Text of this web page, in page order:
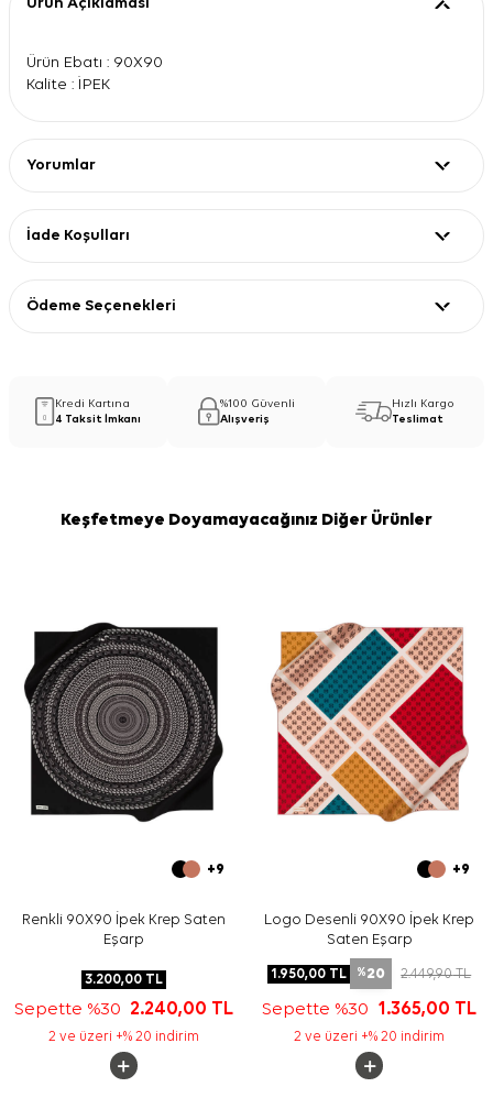
Ürün Ebatı : 90X90
Kalite : İPEK
Yorumlar
İade Koşulları
Ödeme Seçenekleri
Kredi Kartına
4 Taksit İmkanı
%100 Güvenli
Alışveriş
Hızlı Kargo
Teslimat
Keşfetmeye Doyamayacağınız Diğer Ürünler
+9
Renkli 90X90 İpek Krep Saten
Eşarp
3.200,00TL
Sepette %30 2.240,00 TL
2 ve üzeri +% 20 indirim
+9
Logo Desenli 90X90 İpek Krep
Saten Eşarp
1.950,00 TL %20 2.449,90TL
Sepette %30 1.365,00 TL
2 ve üzeri +% 20 indirim